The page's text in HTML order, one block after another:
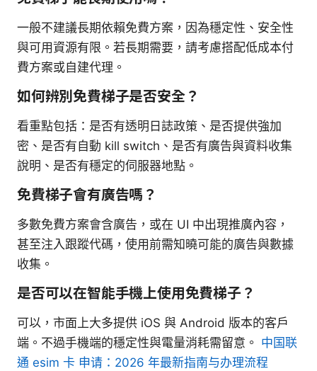
一般不建議長期依賴免費方案，因為穩定性、安全性
與可用資源有限。若長期需要，請考慮搭配低成本付
費方案或自建代理。
如何辨別免費梯子是否安全？
看重點包括：是否有透明日誌政策、是否提供強加
密、是否有自動 kill switch、是否有廣告與資料收集
說明、是否有穩定的伺服器地點。
免費梯子會有廣告嗎？
多數免費方案會含廣告，或在 UI 中出現推廣內容，
甚至注入跟蹤代碼，使用前需知曉可能的廣告與數據
收集。
是否可以在智能手機上使用免費梯子？
可以，市面上大多提供 iOS 與 Android 版本的客戶
端。不過手機端的穩定性與電量消耗需留意。 中国联
通 esim 卡 申请：2026 年最新指南与办理流程